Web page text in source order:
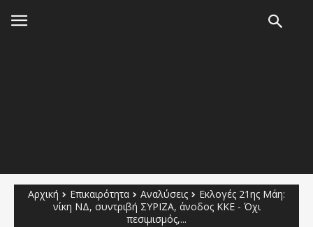
Αρχική Επικαιρότητα Αναλύσεις
Εκλογές 21ης Μάη:
νίκη ΝΔ, συντριβή ΣΥΡΙΖΑ, άνοδος ΚΚΕ - Όχι
πεσιμισμός,...